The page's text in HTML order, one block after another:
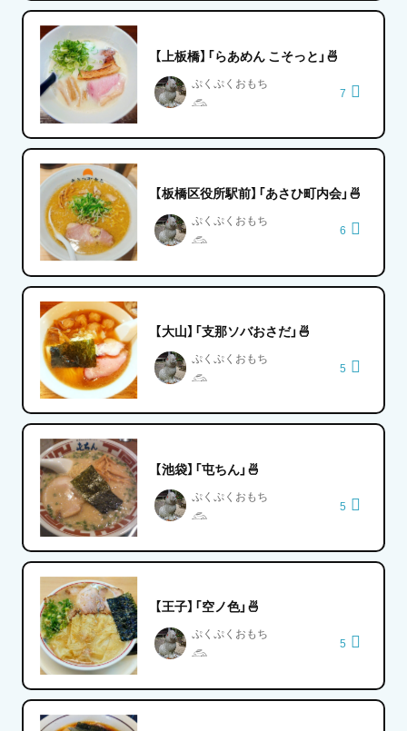
【上板橋】「らあめん こそっと」🍜
ぷくぷくおもち
𓃹
7
【板橋区役所駅前】「あさひ町内会」🍜
ぷくぷくおもち
𓃹
6
【大山】「支那ソバおさだ」🍜
ぷくぷくおもち
𓃹
5
【池袋】「屯ちん」🍜
ぷくぷくおもち
𓃹
5
【王子】「空ノ色」🍜
ぷくぷくおもち
𓃹
5